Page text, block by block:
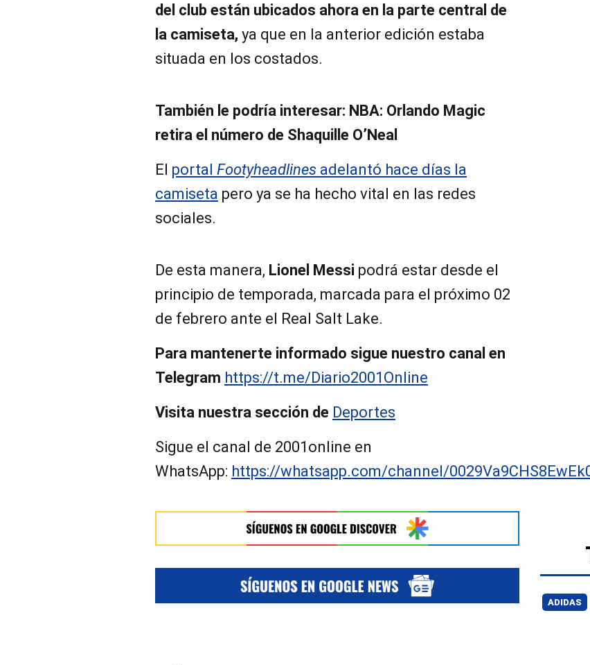
del club están ubicados ahora en la parte central de
la camiseta, ya que en la anterior edición estaba
situada en los costados.
También le podría interesar: NBA: Orlando Magic
retira el número de Shaquille O’Neal
El portal Footyheadlines adelantó hace días la
camiseta pero ya se ha hecho vital en las redes
sociales.
De esta manera, Lionel Messi podrá estar desde el
principio de temporada, marcada para el próximo 02
de febrero ante el Real Salt Lake.
Para mantenerte informado sigue nuestro canal en
Telegram https://t.me/Diario2001Online
Visita nuestra sección de Deportes
Sigue el canal de 2001online en
WhatsApp: https://whatsapp.com/channel/
ADIDAS